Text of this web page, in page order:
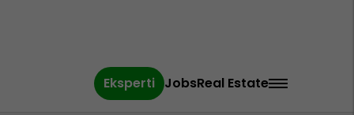
Eksperti JobsReal Estate